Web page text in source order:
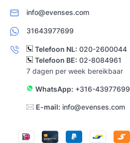
info@evenses.com
31643977699
Telefoon NL: 020-2600044
Telefoon BE: 02-8084961
7 dagen per week bereikbaar
WhatsApp: +316-43977699
E-mail: info@evenses.com